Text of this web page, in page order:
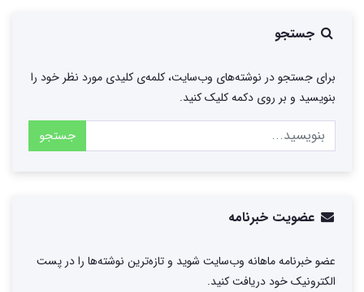
جستجو
برای جستجو در نوشته‌های وب‌سایت، کلمه‌ی کلیدی مورد نظر خود را
بنویسید و بر روی دکمه کلیک کنید.
جستجو
عضویت خبرنامه
عضو خبرنامه ماهانه وب‌سایت شوید و تازه‌ترین نوشته‌ها را در پست
الکترونیک خود دریافت کنید.